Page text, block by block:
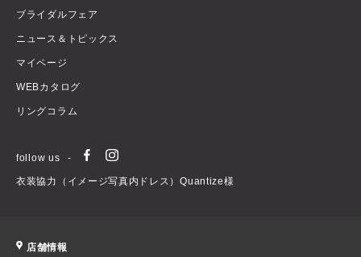
ブライダルフェア
ニュース＆トピックス
マイページ
WEBカタログ
リングコラム
follow us
衣装協力（イメージ写真内ドレス）Quantize様
店舗情報